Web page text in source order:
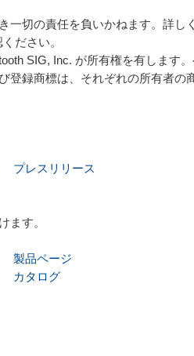
一切の責任を負いかねます。詳し
ださい。
SIG, Inc. が所有権を有します
録商標は、それぞれの所有者の
プレスリリース
ます。
製品ページ
カタログ